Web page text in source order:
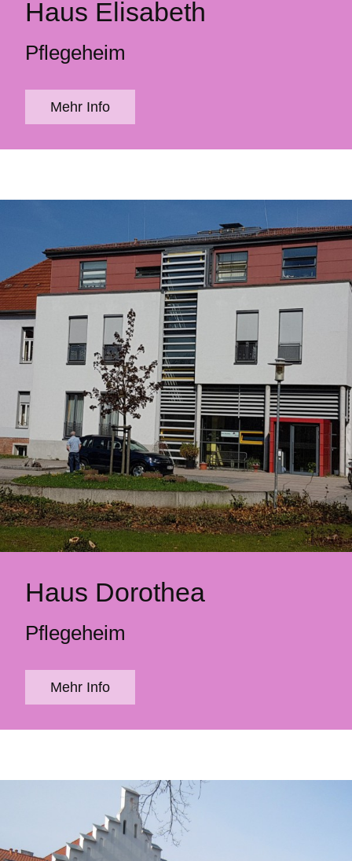
Haus Elisabeth
Pflegeheim
Mehr Info
Haus Dorothea
Pflegeheim
Mehr Info